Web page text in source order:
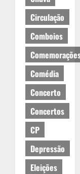
Circulação
Comboios
Comédia
Concerto
Concertos
CP
Depressão
Eleições